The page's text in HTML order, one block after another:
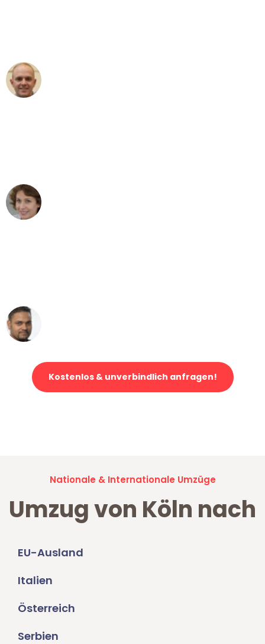
Kostenlos & unverbindlich anfragen!
Nationale & Internationale Umzüge
Umzug von Köln nach
EU-Ausland
Italien
Österreich
Serbien